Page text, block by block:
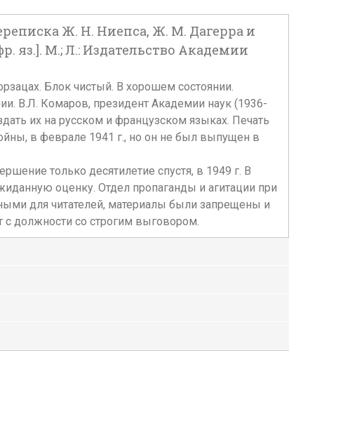
Ж. Н. Ниепса, Ж. М. Дагерра и
яз.]. М.; Л.: Издательство Академии
Блок чистый. В хорошем состоянии.
В.Л. Комаров, президент Академии наук (1936-
их на русском и французском языках. Печать
в феврале 1941 г., но он не был выпущен в
только десятилетие спустя, в 1949 г. В
оценку. Отдел пропаганды и агитации при
для читателей, материалы были запрещены и
с должности со строгим выговором.